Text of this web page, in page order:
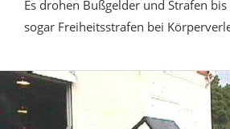
Es drohen Bußgelder und Strafen
sogar Freiheitsstrafen bei